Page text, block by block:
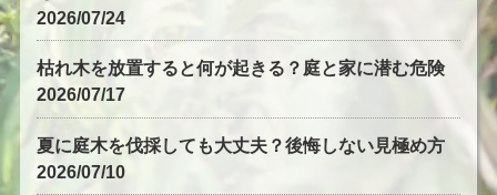
2026/07/24
枯れ木を放置すると何が起きる？庭と家に潜む危険
2026/07/17
夏に庭木を伐採しても大丈夫？後悔しない見極め方
2026/07/10